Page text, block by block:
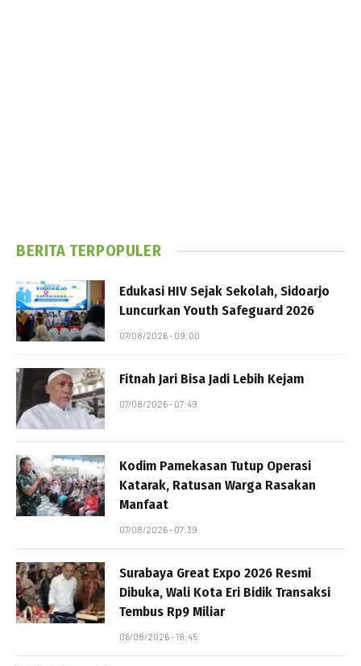
BERITA TERPOPULER
Edukasi HIV Sejak Sekolah, Sidoarjo
Luncurkan Youth Safeguard 2026
07/08/2026 - 09:00
Fitnah Jari Bisa Jadi Lebih Kejam
07/08/2026 - 07:49
Kodim Pamekasan Tutup Operasi
Katarak, Ratusan Warga Rasakan
Manfaat
07/08/2026 - 07:39
Surabaya Great Expo 2026 Resmi
Dibuka, Wali Kota Eri Bidik Transaksi
Tembus Rp9 Miliar
06/08/2026 - 18:45